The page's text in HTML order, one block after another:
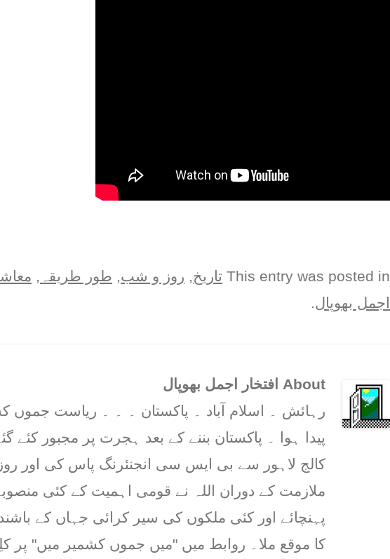
This entry was posted in تاریخ, روز و شب, طور طريقہ ,
اجمل بھوپال.
About افتخار اجمل بھوپال
رہائش ۔ اسلام آباد ۔ پاکستان ۔ ۔ ۔ ریاست
پیدا ہوا ۔ پاکستان بننے کے بعد ہجرت پر مجبور کئے
کالج لاہور سے بی ایس سی انجنئرنگ پاس کی اور
ملازمت کے دوران اللہ نے قومی اہمیت کے کئی
پہنچائے اور کئی ملکوں کی سیر کرائی جہاں کے
کا موقع ملا۔ روابط میں "میں جموں کشمیر میں" پر